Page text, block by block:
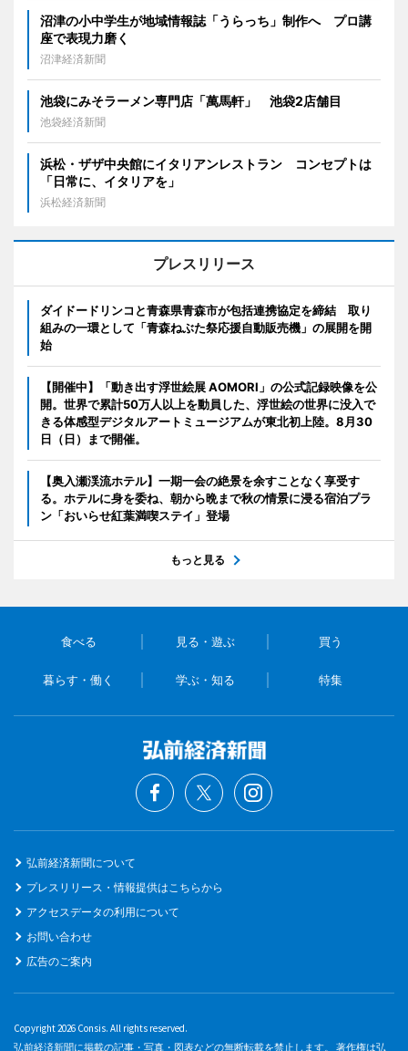
沼津の小中学生が地域情報誌「うらっち」制作へ プロ講
座で表現力磨く
沼津経済新聞
池袋にみそラーメン専門店「萬馬軒」 池袋2店舗目
池袋経済新聞
浜松・ザザ中央館にイタリアンレストラン コンセプトは
「日常に、イタリアを」
浜松経済新聞
プレスリリース
ダイドードリンコと青森県青森市が包括連携協定を締結 取り
組みの一環として「青森ねぶた祭応援自動販売機」の展開を開
始
【開催中】「動き出す浮世絵展 AOMORI」の公式記録映像を公
開。世界で累計50万人以上を動員した、浮世絵の世界に没入で
きる体感型デジタルアートミュージアムが東北初上陸。8月30
日（日）まで開催。
【奥入瀬渓流ホテル】一期一会の絶景を余すことなく享受す
る。ホテルに身を委ね、朝から晩まで秋の情景に浸る宿泊プラ
ン「おいらせ紅葉満喫ステイ」登場
もっと見る
食べる 見る・遊ぶ 買う
暮らす・働く 学ぶ・知る 特集
弘前経済新聞について
プレスリリース・情報提供はこちらから
アクセスデータの利用について
お問い合わせ
広告のご案内
Copyright 2026 Consis. All rights reserved.
弘前経済新聞に掲載の記事・写真・図表などの無断転載を禁止します。 著作権は弘